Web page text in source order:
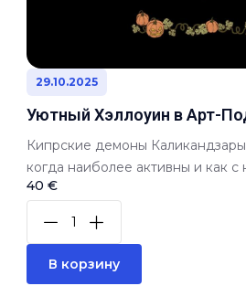
29.10.2025
Уютный Хэллоуин в Арт-
Кипрские демоны
когда наиболее активны и как с
40 €
В корзину